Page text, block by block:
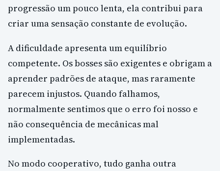
progressão um pouco lenta, ela contribui para
criar uma sensação constante de evolução.
A dificuldade apresenta um equilíbrio
competente. Os bosses são exigentes e obrigam a
aprender padrões de ataque, mas raramente
parecem injustos. Quando falhamos,
normalmente sentimos que o erro foi nosso e
não consequência de mecânicas mal
implementadas.
No modo cooperativo, tudo ganha outra